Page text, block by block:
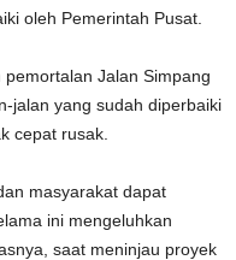
oleh Pemerintah Pusat.
Jalan Simpang
jalan yang sudah diperbaiki
cepat rusak.
masyarakat dapat
ini mengeluhkan
saat meninjau proyek